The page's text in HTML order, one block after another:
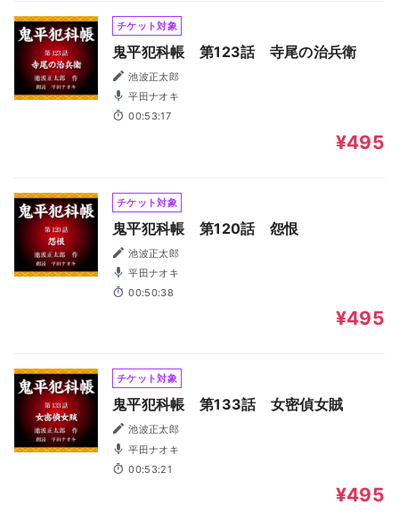
チケット対象
鬼平犯科帳 第123話 寺尾の治兵衛
池波正太郎
平田ナオキ
00:53:17
¥495
チケット対象
鬼平犯科帳 第120話 怨恨
池波正太郎
平田ナオキ
00:50:38
¥495
チケット対象
鬼平犯科帳 第133話 女密偵女賊
池波正太郎
平田ナオキ
00:53:21
¥495